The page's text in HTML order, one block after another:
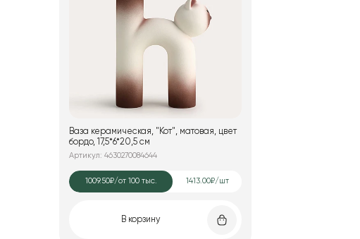
Ваза керамическая, "Кот", матовая, цвет
бордо, 17,5*6*20,5 см
Артикул: 4630270084644
1009.50₽/от 100 тыс. 1413.00₽/шт
В корзину